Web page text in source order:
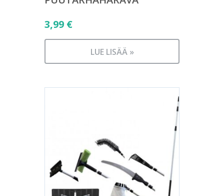
3,99 €
LUE LISÄÄ »